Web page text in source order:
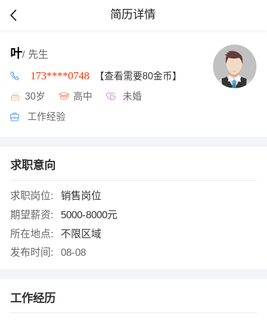
简历详情
叶/ 先生
173****0748 【查看需要80金币】
30岁 高中 未婚
工作经验
求职意向
求职岗位:
销售岗位
期望薪资:
5000-8000元
所在地点:
不限区域
发布时间:
08-08
工作经历